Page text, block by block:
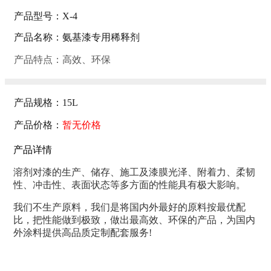
产品型号：X-4
产品名称：氨基漆专用稀释剂
产品特点：高效、环保
产品规格：15L
产品价格： 暂无价格
产品详情
溶剂对漆的生产、储存、施工及漆膜光泽、附着力、柔韧
性、冲击性、表面状态等多方面的性能具有极大影响。
我们不生产原料，我们是将国内外最好的原料按最优配
比，把性能做到极致，做出最高效、环保的产品，为国内
外涂料提供高品质定制配套服务!